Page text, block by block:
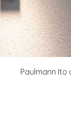
Paulmann Ito